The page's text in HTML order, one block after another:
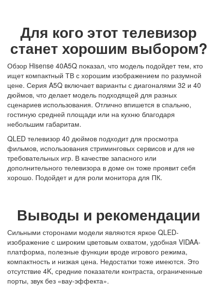
Для кого этот телевизор
станет хорошим выбором?
Обзор Hisense 40A5Q показал, что модель подойдет тем, кто
ищет компактный ТВ с хорошим изображением по разумной
цене. Серия A5Q включает варианты с диагоналями 32 и 40
дюймов, что делает модель подходящей для разных
сценариев использования. Отлично впишется в спальню,
гостиную средней площади или на кухню благодаря
небольшим габаритам.
QLED телевизор 40 дюймов подходит для просмотра
фильмов, использования стриминговых сервисов и для не
требовательных игр. В качестве запасного или
дополнительного телевизора в доме он тоже проявит себя
хорошо. Подойдет и для роли монитора для ПК.
Выводы и рекомендации
Сильными сторонами модели являются яркое QLED-
изображение с широким цветовым охватом, удобная VIDAA-
платформа, полезные функции вроде игрового режима,
компактность и низкая цена. Недостатки тоже имеются. Это
отсутствие 4K, средние показатели контраста, ограниченные
порты, звук без «вау-эффекта».